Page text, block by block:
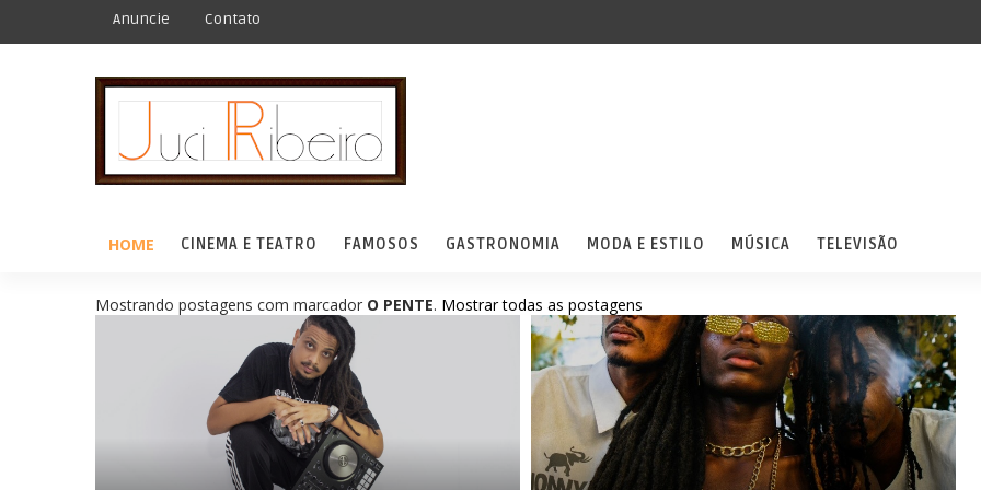
Anuncie Contato
HOME CINEMA E TEATRO FAMOSOS GASTRONOMIA MODA E ESTILO MÚSICA TELEVISÃO
Mostrando postagens com marcador O PENTE. Mostrar todas as postagens